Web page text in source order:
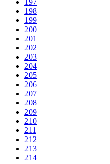
198
199
200
201
202
203
204
205
206
207
208
209
210
211
212
213
214